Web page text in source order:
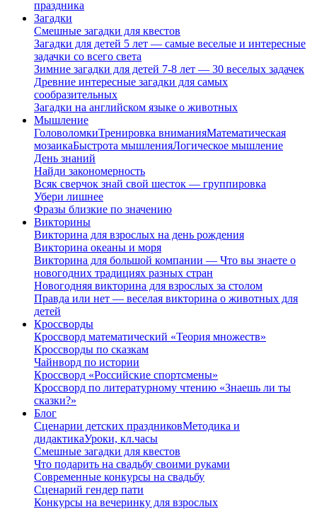
праздника
Загадки
Смешные загадки для квестов
Загадки для детей 5 лет — самые веселые и интересные
задачки со всего света
Зимние загадки для детей 7-8 лет — 30 веселых задачек
Древние интересные загадки для самых
сообразительных
Загадки на английском языке о животных
Мышление
ГоловоломкиТренировка вниманияМатематическая
мозаикаБыстрота мышленияЛогическое мышление
День знаний
Найди закономерность
Всяк сверчок знай свой шесток — группировка
Убери лишнее
Фразы близкие по значению
Викторины
Викторина для взрослых на день рождения
Викторина океаны и моря
Викторина для большой компании — Что вы знаете о
новогодних традициях разных стран
Новогодняя викторина для взрослых за столом
Правда или нет — веселая викторина о животных для
детей
Кроссворды
Кроссворд математический «Теория множеств»
Кроссворды по сказкам
Чайнворд по истории
Кроссворд «Российские спортсмены»
Кроссворд по литературному чтению «Знаешь ли ты
сказки?»
Блог
Сценарии детских праздниковМетодика и
дидактикаУроки, кл.часы
Смешные загадки для квестов
Что подарить на свадьбу своими руками
Современные конкурсы на свадьбу
Сценарий гендер пати
Конкурсы на вечеринку для взрослых